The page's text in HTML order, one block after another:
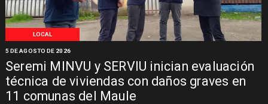
LOCAL
Seremi MINVU y SERVIU inician evaluación
técnica de viviendas con daños graves en
11 comunas del Maule
5 DE AGOSTO DE 2026